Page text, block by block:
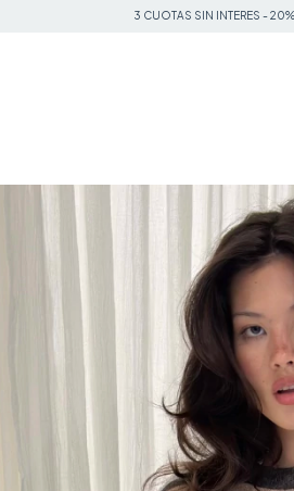
3 CUOTAS SIN INTERES - 20% 0FF TRANSFERENCIA